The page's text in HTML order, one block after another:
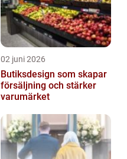
02 juni 2026
Butiksdesign som skapar
försäljning och stärker
varumärket